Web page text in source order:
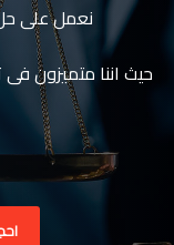
نعمل على